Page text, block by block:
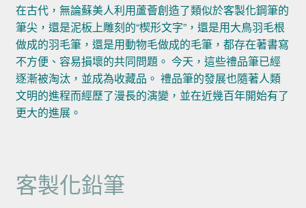
在古代，無論蘇美人利用蘆薈創造了類似於客製化鋼筆的
筆尖，還是泥板上雕刻的“楔形文字”，還是用大鳥羽毛根
做成的羽毛筆，還是用動物毛做成的毛筆，都存在著書寫
不方便、容易損壞的共同問題。 今天，這些禮品筆已經
逐漸被淘汰，並成為收藏品。 禮品筆的發展也隨著人類
文明的進程而經歷了漫長的演變，並在近幾百年開始有了
更大的進展。
客製化鉛筆